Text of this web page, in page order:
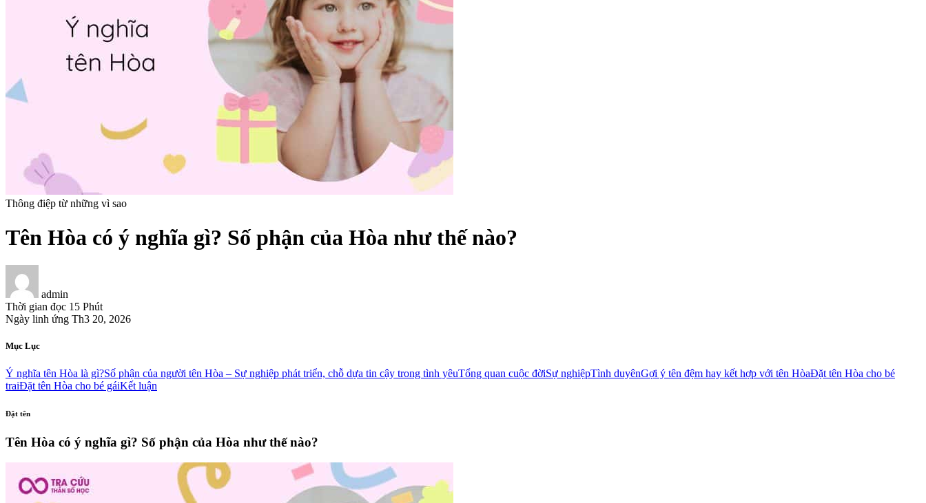
Thông điệp từ những vì sao
Tên Hòa có ý nghĩa gì? Số phận của Hòa như thế nào?
admin
Thời gian đọc 15 Phút
Ngày linh ứng Th3 20, 2026
Mục Lục
Ý nghĩa tên Hòa là gì?Số phận của người tên Hòa – Sự nghiệp phát triển, chỗ dựa tin cậy trong tình yêuTổng quan cuộc đờiSự nghiệpTình duyênGợi ý tên đệm hay kết hợp với tên HòaĐặt tên Hòa cho bé
traiĐặt tên Hòa cho bé gáiKết luận
Đặt tên
Tên Hòa có ý nghĩa gì? Số phận của Hòa như thế nào?